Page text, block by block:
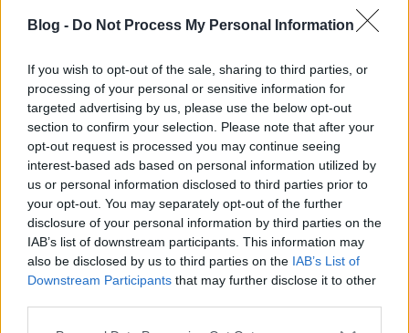
Blog - Do Not Process My Personal Information
If you wish to opt-out of the sale, sharing to third parties, or
processing of your personal or sensitive information for
targeted advertising by us, please use the below opt-out
section to confirm your selection. Please note that after your
opt-out request is processed you may continue seeing
interest-based ads based on personal information utilized by
us or personal information disclosed to third parties prior to
your opt-out. You may separately opt-out of the further
disclosure of your personal information by third parties on the
IAB’s list of downstream participants. This information may
also be disclosed by us to third parties on the IAB’s List of
Downstream Participants that may further disclose it to other